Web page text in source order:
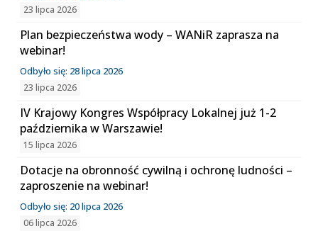
23 lipca 2026
Plan bezpieczeństwa wody – WANiR zaprasza na
webinar!
Odbyło się: 28 lipca 2026
23 lipca 2026
IV Krajowy Kongres Współpracy Lokalnej już 1-2
października w Warszawie!
15 lipca 2026
Dotacje na obronność cywilną i ochronę ludności –
zaproszenie na webinar!
Odbyło się: 20 lipca 2026
06 lipca 2026